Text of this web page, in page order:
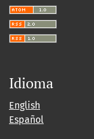
Idioma
English
Español